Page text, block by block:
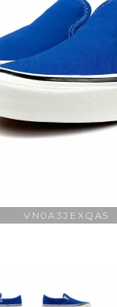
VN0A3JEXQA5